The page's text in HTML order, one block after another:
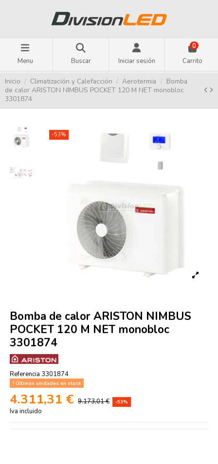
Menu Buscar Iniciar sesión
0
Carrito
Inicio Climatización y Calefacción Aerotermia
Bomba
de calor ARISTON NIMBUS POCKET 120 M NET monobloc
3301874
-53%
Bomba de calor ARISTON NIMBUS
POCKET 120 M NET monobloc
3301874
Referencia 3301874
Últimas unidades en stock
4.311,31 € 9.173,01 € -53%
Iva incluido